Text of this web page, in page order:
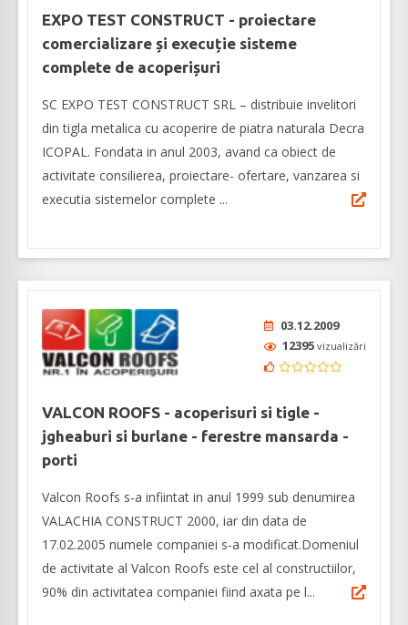
EXPO TEST CONSTRUCT - proiectare
comercializare și execuție sisteme
complete de acoperișuri
SC EXPO TEST CONSTRUCT SRL – distribuie invelitori
din tigla metalica cu acoperire de piatra naturala Decra
ICOPAL. Fondata in anul 2003, avand ca obiect de
activitate consilierea, proiectare- ofertare, vanzarea si
executia sistemelor complete ...
03.12.2009
12395 vizualizări
VALCON ROOFS - acoperisuri si tigle -
jgheaburi si burlane - ferestre mansarda -
porti
Valcon Roofs s-a infiintat in anul 1999 sub denumirea
VALACHIA CONSTRUCT 2000, iar din data de
17.02.2005 numele companiei s-a modificat.Domeniul
de activitate al Valcon Roofs este cel al constructiilor,
90% din activitatea companiei fiind axata pe l...